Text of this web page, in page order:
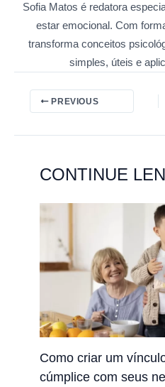
Sofia Matos é redatora
estar emocional. Com
transforma conceitos
simples, úteis e
PREVIOUS
CONTINUE
Como criar um
cúmplice com seus